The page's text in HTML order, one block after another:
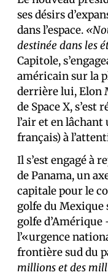
ses désirs
dans l’espace.
destinée dans les
Capitole,
américain sur la
derrière lui, Elon
de Space X, s’est
l’air et en lâchant
français) à
Il s’est engagé à
de Panama, un
capitale pour le
golfe du Mexique
golfe d’Amérique
l’«urgence
frontière sud du
millions et des